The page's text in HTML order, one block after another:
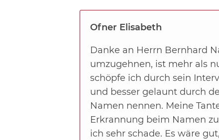
Ofner Elisabeth
Danke an Herrn Bernhard
umzugehnen, ist mehr als
schöpfe ich durch sein
und besser gelaunt durch
Namen nennen. Meine
Erkrannung beim Namen
ich sehr schade. Es wäre